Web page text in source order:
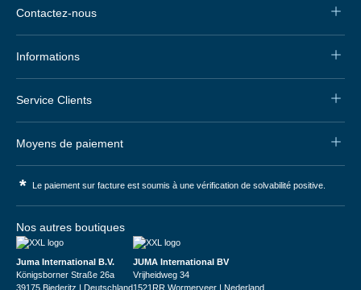
Contactez-nous
Informations
Service Clients
Moyens de paiement
* Le paiement sur facture est soumis à une vérification de solvabilité positive.
Nos autres boutiques
Juma International B.V.
Königsborner Straße 26a
39175 Biederitz | Deutschland
JUMA International BV
Vrijheidweg 34
1521RR Wormerveer | Nederland